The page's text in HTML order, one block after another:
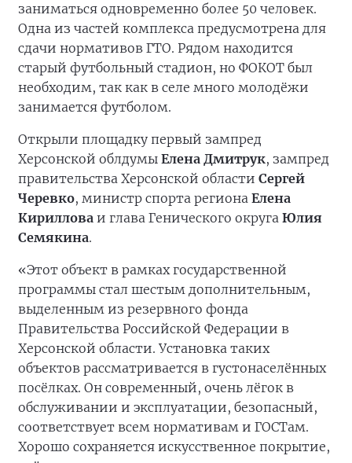
заниматься одновременно более 50 человек.
Одна из частей комплекса предусмотрена для
сдачи нормативов ГТО. Рядом находится
старый футбольный стадион, но ФОКОТ был
необходим, так как в селе много молодёжи
занимается футболом.
Открыли площадку первый зампред
Херсонской облдумы Елена Дмитрук, зампред
правительства Херсонской области Сергей
Черевко, министр спорта региона Елена
Кириллова и глава Генического округа Юлия
Семякина.
«Этот объект в рамках государственной
программы стал шестым дополнительным,
выделенным из резервного фонда
Правительства Российской Федерации в
Херсонской области. Установка таких
объектов рассматривается в густонаселённых
посёлках. Он современный, очень лёгок в
обслуживании и эксплуатации, безопасный,
соответствует всем нормативам и ГОСТам.
Хорошо сохраняется искусственное покрытие,